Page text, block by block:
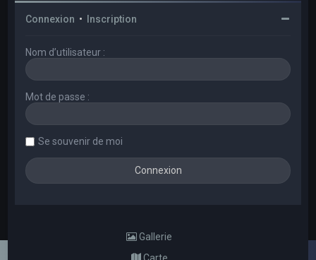
Connexion • Inscription
Nom d’utilisateur :
Mot de passe :
Se souvenir de moi
Gallerie
Carte